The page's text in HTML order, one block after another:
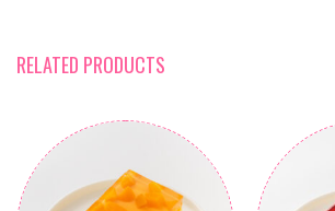
RELATED PRODUCTS